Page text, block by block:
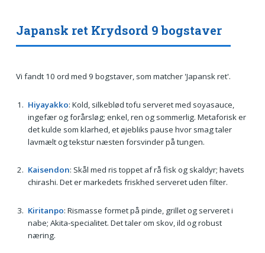
Japansk ret Krydsord 9 bogstaver
Vi fandt 10 ord med 9 bogstaver, som matcher 'Japansk ret'.
Hiyayakko: Kold, silkeblød tofu serveret med soyasauce,
ingefær og forårsløg; enkel, ren og sommerlig. Metaforisk er
det kulde som klarhed, et øjebliks pause hvor smag taler
lavmælt og tekstur næsten forsvinder på tungen.
Kaisendon: Skål med ris toppet af rå fisk og skaldyr; havets
chirashi. Det er markedets friskhed serveret uden filter.
Kiritanpo: Rismasse formet på pinde, grillet og serveret i
nabe; Akita-specialitet. Det taler om skov, ild og robust
næring.